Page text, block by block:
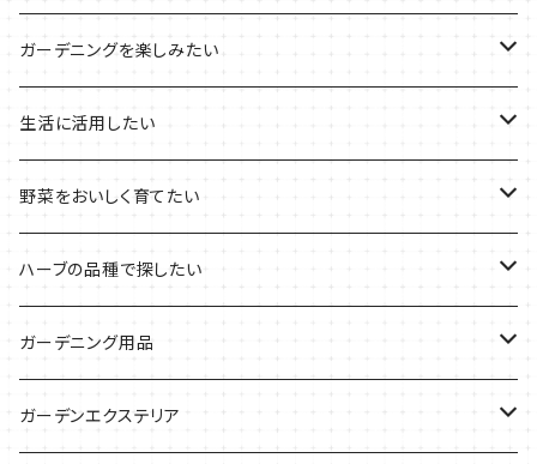
その他のプランターの栽培キット
2021年のハロウィン
2021年のクリスマス
フレッシュハーブ
リラックスしたい時に
シャキッとしたい時に
デトックスに
気分で香りを楽しみたい
料理の定番ハーブ
イタリア料理に
魚料理に
BBQ・肉料理に
サラダに使いたい
秋植えで料理に
ガーデニングを楽しみたい
花を楽しみたい
カラーリーフ
ハーブガーデンづくりに
夏のハーブガーデンに
生活に活用したい
パーティーハーブ
インスタ映えハーブ
虫よけに使いたい
ハーブバスに
野菜をおいしく育てたい
トマトのコンパニオン
ジャガイモのコンパニオン
葉物野菜のコンパニオン
ハーブの品種で探したい
ミント・ハーブ苗
バジル・ハーブ苗
ガーデニング用品
その他
ガーデンエクステリア